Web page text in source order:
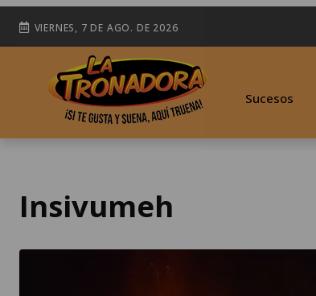
VIERNES, 7 DE AGO. DE 2026
Sucesos
Insivumeh